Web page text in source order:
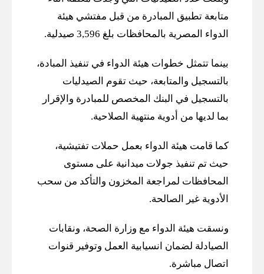
متابعة تطبيق المبادرة من قبل مفتشي هيئة
الدواء المصرية بالمحافظات بلغ 3,596 صيدلية.
بينما تتمثل خطوات هيئة الدواء في تنفيذ المبادة،
بالتسجيل والمتابعة، حيث تقوم الصيدليات
بالتسجيل في البنك المخصص للمبادرة والإقرار
بما لديها من أدوية منتهية الصلاحية.
كما قامت هيئة الدواء بعمل حملات تفتيشية،
حيث تم تنفيذ جولات ميدانية على مستوى
المحافظات لمراجعة المخزون والتأكد من سحب
الأدوية غير الصالحة.
ونسقت هيئة الدواء مع وزارة الصحة، ونقابات
الصيادلة لضمان انسيابية العمل وتوفير قنوات
اتصال مباشرة.